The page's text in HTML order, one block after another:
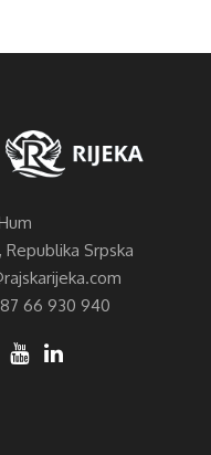
Republika Srpska
66 930 940